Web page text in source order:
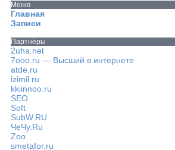
Меню
Главная
Записи
Партнёры
2uha.net
7ooo.ru — Высший в интернете
atde.ru
izimil.ru
kkiinnoo.ru
SEO
Soft
SubW.RU
ЧеЧу.Ru
Zoo
smetafor.ru